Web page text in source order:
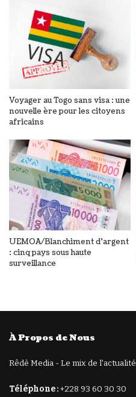
Voyager au Togo sans visa : une
nouvelle ère pour les citoyens
africains
UEMOA/Blanchiment d’argent
: cinq pays sous haute
surveillance
À Propos de Nous
Rêdè Media - Le mix de l'actualité
Téléphone :+228 93 60 30 30